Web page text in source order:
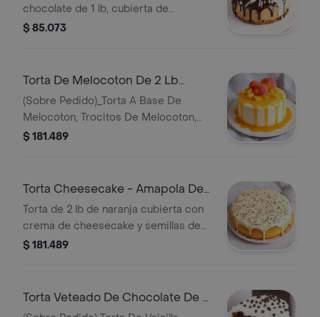
chocolate de 1 lb, cubierta de
ganache de chocolate negro y blanco.
$ 85.073
Torta De Melocoton De 2 Lb
(Sobre Pedido)
(Sobre Pedido)_Torta A Base De
Melocoton, Trocitos De Melocoton,
Decorada Con Desborde De Salsa De
$ 181.489
Torta Cheesecake - Amapola De
2 Lb
Torta de 2 lb de naranja cubierta con
crema de cheesecake y semillas de
amapola.
$ 181.489
Torta Veteado De Chocolate De 1